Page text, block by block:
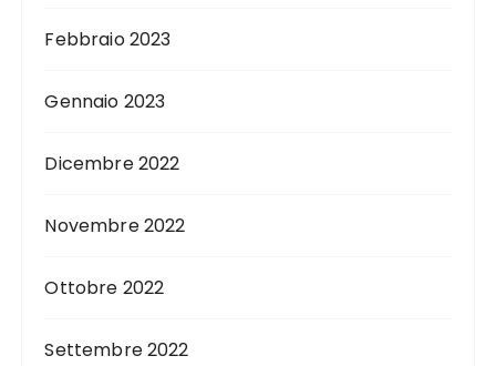
Febbraio 2023
Gennaio 2023
Dicembre 2022
Novembre 2022
Ottobre 2022
Settembre 2022